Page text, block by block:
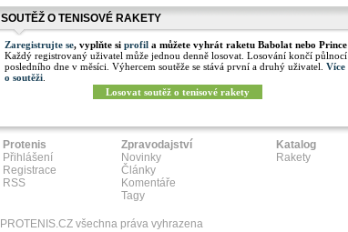
SOUTĚŽ O TENISOVÉ RAKETY
Zaregistrujte se, vyplňte si profil a můžete vyhrát raketu Babolat nebo Prince
Každý registrovaný uživatel může jednou denně losovat. Losování končí půlnocí
posledního dne v měsíci. Výhercem soutěže se stává první a druhý uživatel. Více
o soutěži
Losovat soutěž o tenisové rakety
Protenis
Přihlášení
Registrace
RSS
Zpravodajství
Novinky
Články
Komentáře
Tagy
Katalog
Rakety
PROTENIS.CZ všechna práva vyhrazena